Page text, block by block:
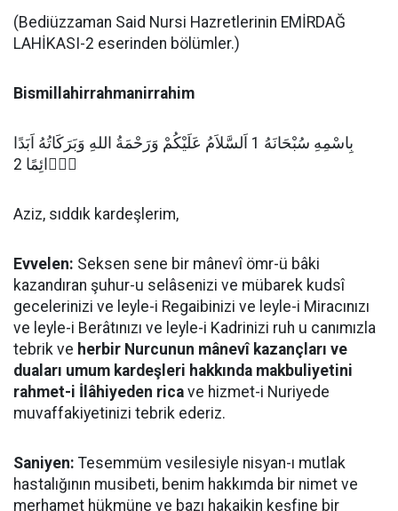
(Bediüzzaman Said Nursi Hazretlerinin EMİRDAĞ
LAHİKASI-2 eserinden bölümler.)
Bismillahirrahmanirrahim
بِاسْمِهِ سُبْحَانَهُ 1 اَلسَّلاَمُ عَلَيْكُمْ وَرَحْمَةُ اللهِ وَبَرَكَاتُهُ اَبَدًا
دَۤائِمًا 2
Aziz, sıddık kardeşlerim,
Evvelen: Seksen sene bir mânevî ömr-ü bâki
kazandıran şuhur-u selâsenizi ve mübarek kudsî
gecelerinizi ve leyle-i Regaibinizi ve leyle-i Miracınızı
ve leyle-i Berâtınızı ve leyle-i Kadrinizi ruh u canımızla
tebrik ve herbir Nurcunun mânevî kazançları ve
duaları umum kardeşleri hakkında makbuliyetini
rahmet-i İlâhiyeden rica ve hizmet-i Nuriyede
muvaffakiyetinizi tebrik ederiz.
Saniyen: Tesemmüm vesilesiyle nisyan-ı mutlak
hastalığının musibeti, benim hakkımda bir nimet ve
merhamet hükmüne ve bazı hakaikin keşfine bir